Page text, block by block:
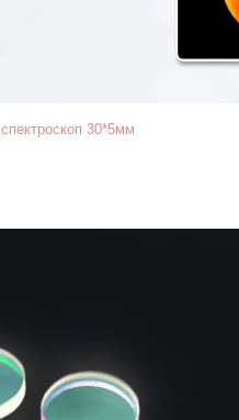
спектроскоп 30*5мм